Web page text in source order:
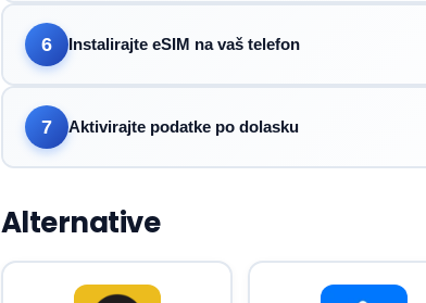
6 Instalirajte eSIM na vaš telefon
7 Aktivirajte podatke po dolasku
Alternative